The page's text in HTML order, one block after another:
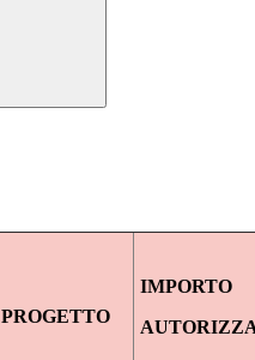
PROGETTO
IMPORTO